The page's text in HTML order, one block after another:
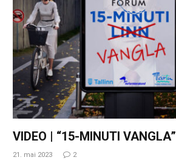
VIDEO | “15-MINUTI VANGLA”
21. mai 2023 2